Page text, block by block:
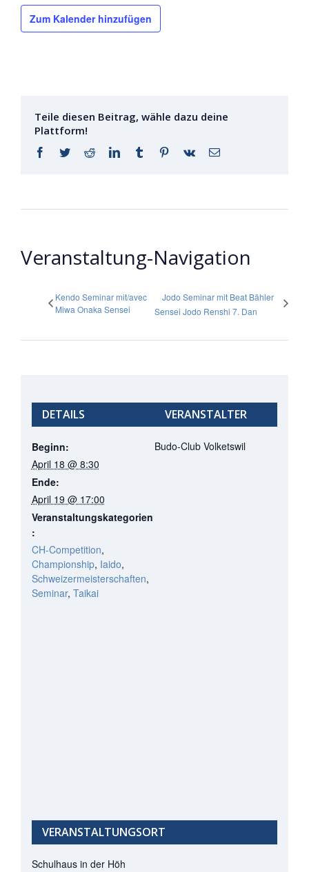
Zum Kalender hinzufügen
Teile diesen Beitrag, wähle dazu deine
Plattform!
Facebook
TwitterRedditLinkedInTumblr Pinterest
Vk
E-
Veranstaltung-Navigation
Kendo Seminar mit/avec
Miwa Onaka Sensei
Jodo Seminar mit Beat Bähler
Sensei Jodo Renshi 7. Dan
DETAILS
Beginn:
April 18 @ 8:30
Ende:
April 19 @ 17:00
Veranstaltungskategorien
:
CH-Competition,
Championship, Iaido,
Schweizermeisterschaften,
Seminar, Taikai
VERANSTALTER
Budo-Club Volketswil
VERANSTALTUNGSORT
Schulhaus in der Höh